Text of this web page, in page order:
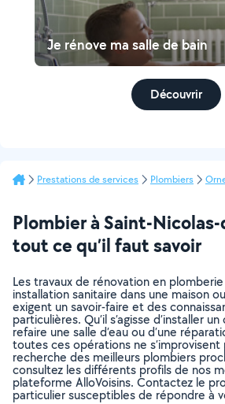
Je rénove ma salle de bain
Découvrir
Prestations de services Plombiers
Plombier à Saint-
tout ce qu’il faut savoir
Les travaux de rénovation en plomberie
installation sanitaire dans une maison
exigent un savoir-faire et des
particulières. Qu’il s’agisse d’installer
refaire une salle d’eau ou d’une
toutes ces opérations ne s’improvisent
recherche des meilleurs plombiers
consultez les différents profils de nos
plateforme AlloVoisins. Contactez le
particulier susceptibles de répondre à